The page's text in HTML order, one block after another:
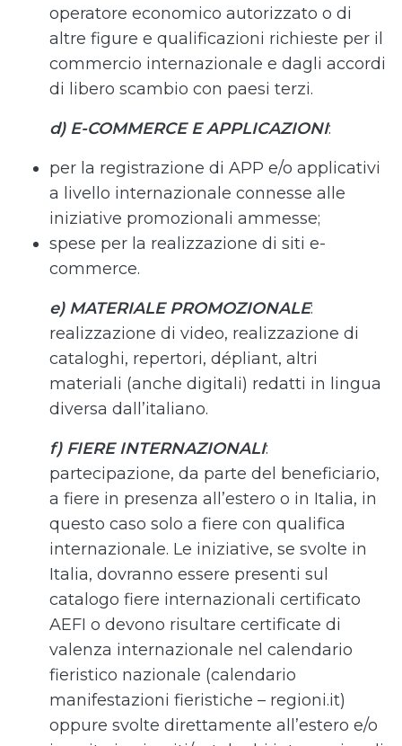
operatore economico autorizzato o di
altre figure e qualificazioni richieste per il
commercio internazionale e dagli accordi
di libero scambio con paesi terzi.
d) E-COMMERCE E APPLICAZIONI:
per la registrazione di APP e/o applicativi
a livello internazionale connesse alle
iniziative promozionali ammesse;
spese per la realizzazione di siti e-
commerce.
e) MATERIALE PROMOZIONALE:
realizzazione di video, realizzazione di
cataloghi, repertori, dépliant, altri
materiali (anche digitali) redatti in lingua
diversa dall’italiano.
f) FIERE INTERNAZIONALI:
partecipazione, da parte del beneficiario,
a fiere in presenza all’estero o in Italia, in
questo caso solo a fiere con qualifica
internazionale. Le iniziative, se svolte in
Italia, dovranno essere presenti sul
catalogo fiere internazionali certificato
AEFI o devono risultare certificate di
valenza internazionale nel calendario
fieristico nazionale (calendario
manifestazioni fieristiche – regioni.it)
oppure svolte direttamente all’estero e/o